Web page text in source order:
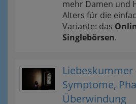
mehr Damen und
Alters für die
Variante: das
Singlebörsen.
Liebeskummer
Symptome,
Überwindung